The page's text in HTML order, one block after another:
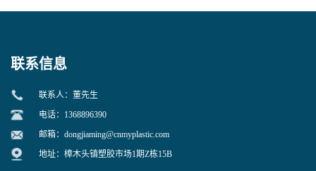
联系信息
联系人：董先生
电话：1368896390
邮箱： dongjiaming@cnmyplastic.com
地址：樟木头镇塑胶市场1期Z栋15B